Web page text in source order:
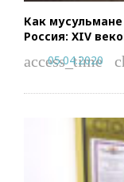
Как
Россия: XIV
access_time
05.04.2020